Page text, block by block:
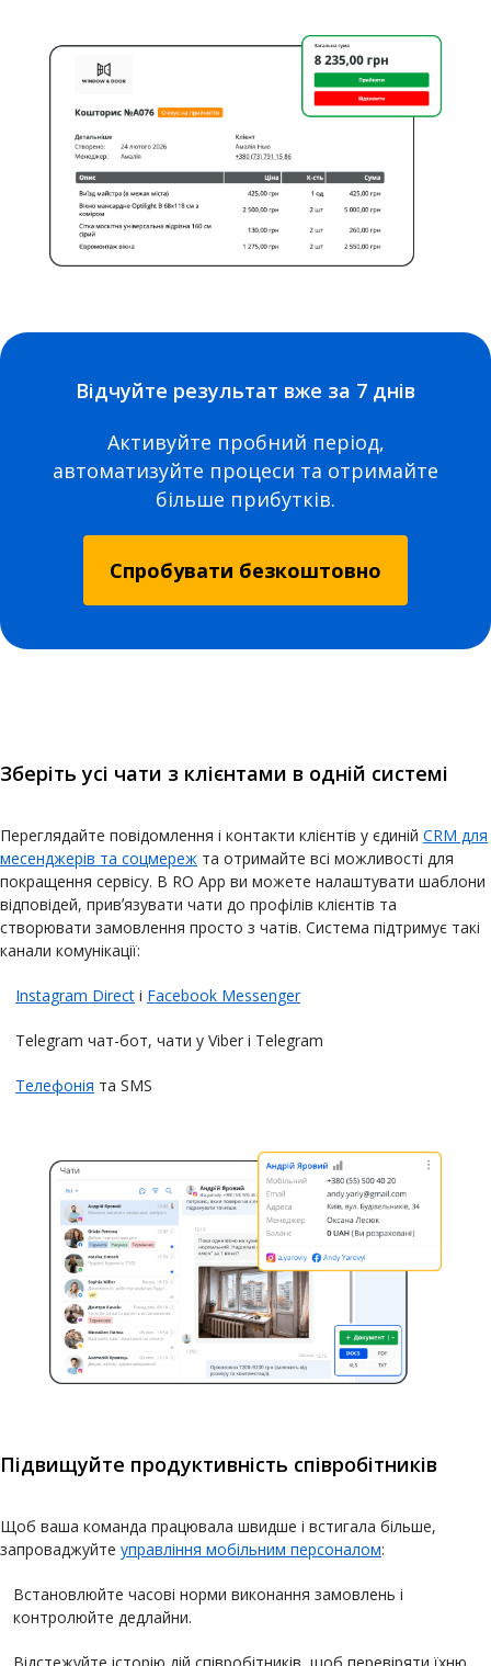
Відчуйте результат вже за 7 днів
Активуйте пробний період,
автоматизуйте процеси та отримайте
більше прибутків.
Спробувати безкоштовно
Зберіть усі чати з клієнтами в одній системі
Переглядайте повідомлення і контакти клієнтів у єдиній CRM для
месенджерів та соцмереж та отримайте всі можливості для
покращення сервісу. В RO App ви можете налаштувати шаблони
відповідей, привʼязувати чати до профілів клієнтів та
створювати замовлення просто з чатів. Система підтримує такі
канали комунікації:
Instagram Direct i Facebook Messenger
Telegram чат-бот, чати у Viber i Telegram
Телефонія та SMS
Підвищуйте продуктивність співробітників
Щоб ваша команда працювала швидше і встигала більше,
запроваджуйте управління мобільним персоналом:
Встановлюйте часові норми виконання замовлень і
контролюйте дедлайни.